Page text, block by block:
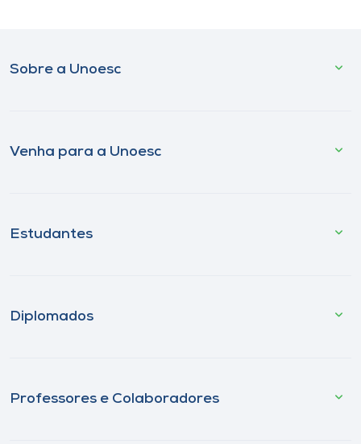
Sobre a Unoesc
Venha para a Unoesc
Estudantes
Diplomados
Professores e Colaboradores